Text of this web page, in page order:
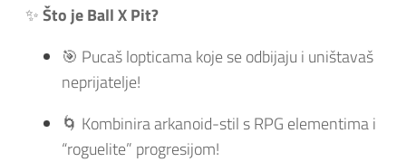
✨Što je Ball X Pit?
🎯 Pucaš lopticama koje se odbijaju i uništavaš
neprijatelje!
🌀 Kombinira arkanoid-stil s RPG elementima i
“roguelite” progresijom!